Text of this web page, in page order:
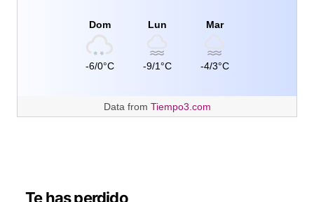
Dom
-6/0°C
Lun
-9/1°C
Mar
-4/3°C
Data from Tiempo3.com
Te has perdido